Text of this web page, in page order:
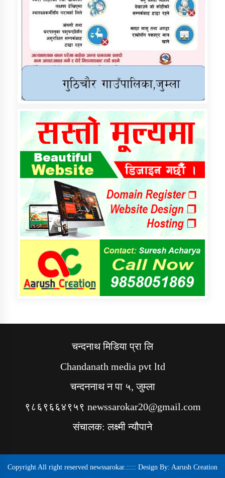
चन्दनाथ मिडिया प्रा लि
Chandanath media pvt ltd
चन्दननाथ न पा ५, जुम्ला
९८६९६६४९५९ newssarokar20@gmail.com
संचालक: लक्ष्मी न्यौपाने
Copyright All right reserved newssarokar.::::: Design By: Aarush Creation